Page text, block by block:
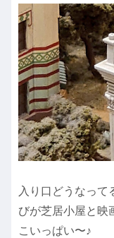
入り口どうなって
びが芝居小屋と映
こいっぱい〜♪